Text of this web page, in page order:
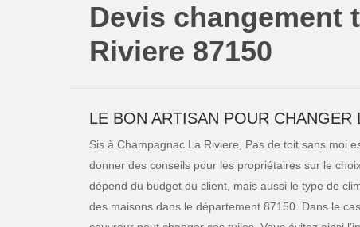
Devis changement
Riviere 87150
LE BON ARTISAN POUR
Sis à Champagnac La Riviere, Pas de toit sans moi
donner des conseils pour les propriétaires sur le
dépend du budget du client, mais aussi le type de
des maisons dans le département 87150. Dans le